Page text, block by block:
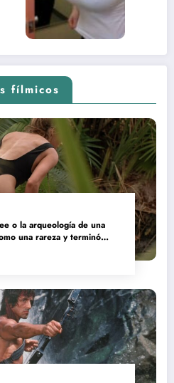
fílmicos
o la arqueología de una
una rareza y terminó